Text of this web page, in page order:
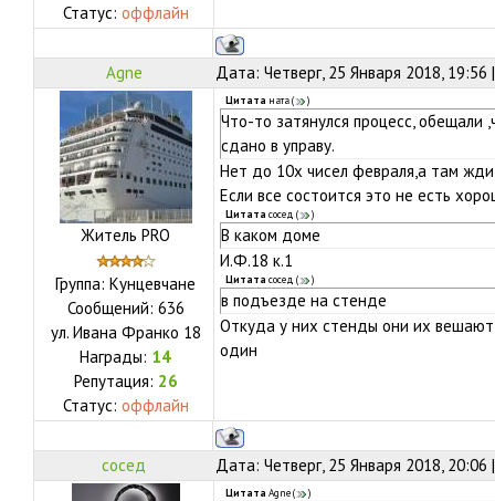
Статус: оффлайн
Agne Дата: Четверг, 25 Января 2018,
Житель PRO
Группа: Кунцевчане
Сообщений: 636
ул. Ивана Франко 18
Награды: 14
Репутация: 26
Статус: оффлайн
Цитата ната( )
Что-то затянулся процесс,
сдано в управу.
Нет до 10х чисел февраля,а там
Если все состоится это не есть
Цитата сосед ( )
В каком доме
И.Ф.18 к.1
Цитата сосед ( )
в подъезде на стенде
Откуда у них стенды они их
один
сосед Дата: Четверг, 25 Января 2018,
Цитата Agne( )